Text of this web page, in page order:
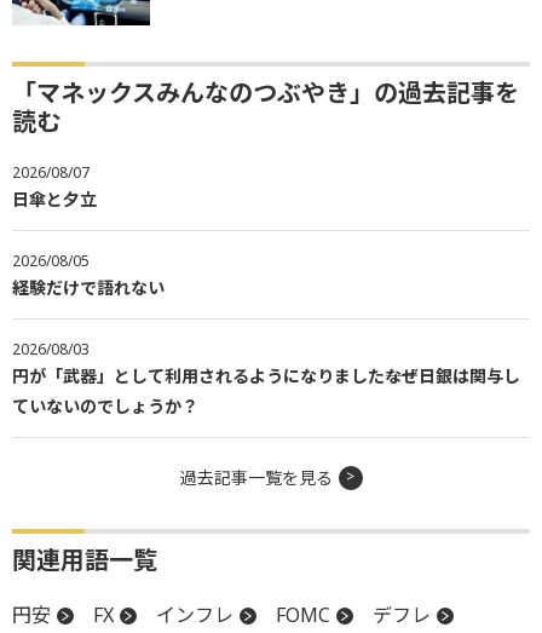
「マネックスみんなのつぶやき」の過去記事を
読む
2026/08/07
日傘と夕立
2026/08/05
経験だけで語れない
2026/08/03
円が「武器」として利用されるようになりました――なぜ日銀は関与し
ていないのでしょうか？
過去記事一覧を見る
関連用語一覧
円安 FX インフレ FOMC
デフレ